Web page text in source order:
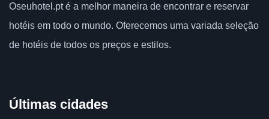
Oseuhotel.pt é a melhor maneira de encontrar e reservar
hotéis em todo o mundo. Oferecemos uma variada seleção
de hotéis de todos os preços e estilos.
Últimas cidades